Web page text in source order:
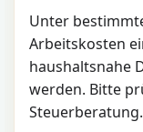
Unter
Arbeitskosten
haushaltsnahe
werden. Bitte
Steuerberatung.